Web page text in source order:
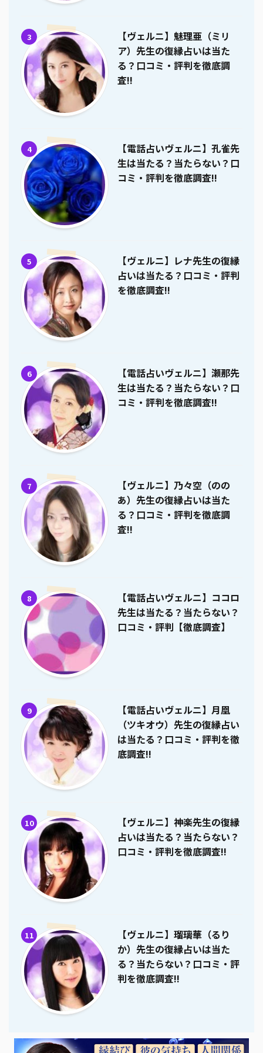
3
【ヴェルニ】魅理亜（ミリ
ア）先生の復縁占いは当た
る？口コミ・評判を徹底調
査!!
4
【電話占いヴェルニ】孔雀先
生は当たる？当たらない？口
コミ・評判を徹底調査!!
5
【ヴェルニ】レナ先生の復縁
占いは当たる？口コミ・評判
を徹底調査!!
6
【電話占いヴェルニ】瀬那先
生は当たる？当たらない？口
コミ・評判を徹底調査!!
7
【ヴェルニ】乃々空（のの
あ）先生の復縁占いは当た
る？口コミ・評判を徹底調
査!!
8
【電話占いヴェルニ】ココロ
先生は当たる？当たらない？
口コミ・評判【徹底調査】
9
【電話占いヴェルニ】月凰
（ツキオウ）先生の復縁占い
は当たる？口コミ・評判を徹
底調査!!
10
【ヴェルニ】神楽先生の復縁
占いは当たる？当たらない？
口コミ・評判を徹底調査!!
11
【ヴェルニ】瑠璃華（るり
か）先生の復縁占いは当た
る？当たらない？口コミ・評
判を徹底調査!!